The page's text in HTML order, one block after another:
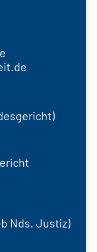
Nds. Justiz)